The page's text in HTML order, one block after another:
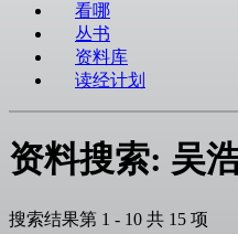
看哪
丛书
资料库
读经计划
资料搜索: 吴
搜索结果第 1 - 10 共 15 项